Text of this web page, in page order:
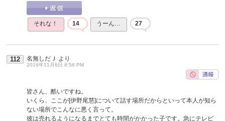
それな！ 14 うーん… 27
112 名無しだＪ より
2016年11月6日 8:56 PM
皆さん、酷いですね。
いくら、ここが[伊野尾慧]について話す場所だからといって本人が知ら
ない場所でこんなに悪く言って。
彼は売れるようになるまでとても時間がかかった子です。急にテレビ